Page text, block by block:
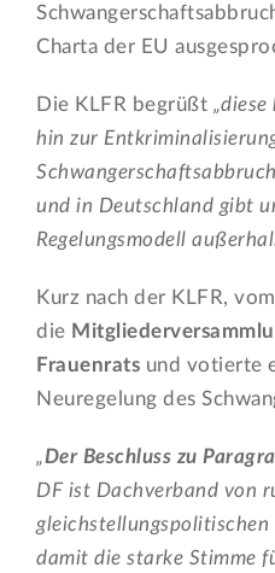
Charta der EU
Die KLFR begrüßt
hin zur
und in Deutschland gibt
Regelungsmodell
Kurz nach der KLFR,
die
Frauenrats und votierte
Neuregelung des
„Der Beschluss zu
DF ist Dachverband von
damit die starke Stimme